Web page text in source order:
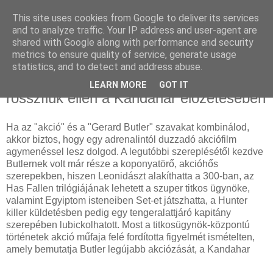
2023. április 7., péntek
Gerard Butler ismét felveszi a harcot a
rosszfiúk ellen a Kandahar előzetesében
Ha az "akció" és a "Gerard Butler" szavakat kombinálod,
akkor biztos, hogy egy adrenalintól duzzadó akciófilm
agymenéssel lesz dolgod. A legutóbbi szereplésétől kezdve
Butlernek volt már része a koponyatörő, akcióhős
szerepekben, hiszen Leonidászt alakíthatta a 300-ban, az
Has Fallen trilógiájának lehetett a szuper titkos ügynöke,
valamint Egyiptom isteneiben Set-et játszhatta, a Hunter
killer küldetésben pedig egy tengeralattjáró kapitány
szerepében lubickolhatott. Most a titkosügynök-központú
történetek akció műfaja felé fordította figyelmét ismételten,
amely bemutatja Butler legújabb akciózását, a Kandahar
This site uses cookies from Google to deliver its services
and to analyze traffic. Your IP address and user-agent are
shared with Google along with performance and security
metrics to ensure quality of service, generate usage
statistics, and to detect and address abuse.
LEARN MORE GOT IT